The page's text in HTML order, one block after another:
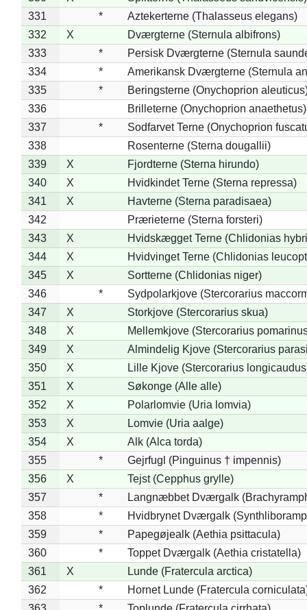
331
*
Aztekerterne (Thalasseus elegans)
332
X
Dværgterne (Sternula albifrons)
333
*
Persisk Dværgterne (Sternula
334
*
Amerikansk Dværgterne (Sternula
335
*
Beringsterne (Onychoprion
336
Brilleterne (Onychoprion anaethetus)
337
*
Sodfarvet Terne (Onychoprion
338
Rosenterne (Sterna dougallii)
339
X
Fjordterne (Sterna hirundo)
340
X
Hvidkindet Terne (Sterna repressa)
341
X
Havterne (Sterna paradisaea)
342
Prærieterne (Sterna forsteri)
343
X
Hvidskægget Terne (Chlidonias
344
X
Hvidvinget Terne (Chlidonias
345
X
Sortterne (Chlidonias niger)
346
*
Sydpolarkjove (Stercorarius
347
X
Storkjove (Stercorarius skua)
348
X
Mellemkjove (Stercorarius
349
X
Almindelig Kjove (Stercorarius
350
X
Lille Kjove (Stercorarius
351
X
Søkonge (Alle alle)
352
X
Polarlomvie (Uria lomvia)
353
X
Lomvie (Uria aalge)
354
X
Alk (Alca torda)
355
*
Gejrfugl (Pinguinus † impennis)
356
X
Tejst (Cepphus grylle)
357
*
Langnæbbet Dværgalk
358
*
Hvidbrynet Dværgalk
359
*
Papegøjealk (Aethia psittacula)
360
*
Toppet Dværgalk (Aethia cristatella)
361
X
Lunde (Fratercula arctica)
362
*
Hornet Lunde (Fratercula